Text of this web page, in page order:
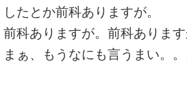
したとか前科ありますが。
前科ありますが。前科ありま
まぁ、もうなにも言うまい。